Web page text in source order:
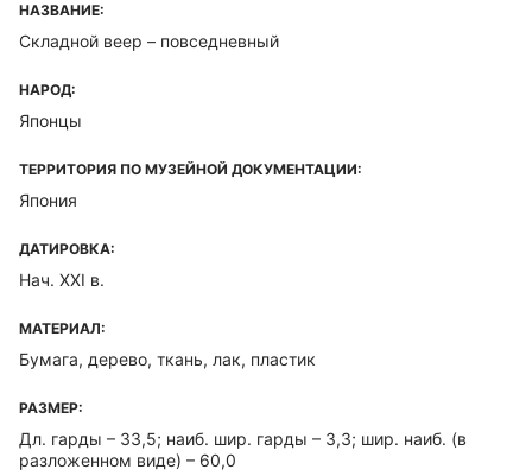
НАЗВАНИЕ:
Складной веер – повседневный
НАРОД:
Японцы
ТЕРРИТОРИЯ ПО МУЗЕЙНОЙ ДОКУМЕНТАЦИИ:
Япония
ДАТИРОВКА:
Нач. ХХI в.
МАТЕРИАЛ:
Бумага, дерево, ткань, лак, пластик
РАЗМЕР:
Дл. гарды – 33,5; наиб. шир. гарды – 3,3; шир. наиб. (в
разложенном виде) – 60,0